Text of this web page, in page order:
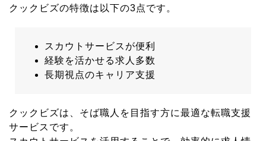
クックビズの特徴は以下の3点です。
スカウトサービスが便利
経験を活かせる求人多数
長期視点のキャリア支援
クックビズは、そば職人を目指す方に最適な転職支援
サービスです。